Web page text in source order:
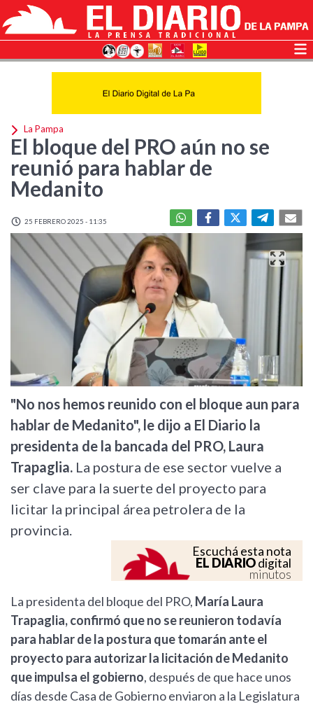
La Pampa
El bloque del PRO aún no se
reunió para hablar de
Medanito
25 FEBRERO 2025 - 11:35
"No nos hemos reunido con el bloque aun para
hablar de Medanito", le dijo a El Diario la
presidenta de la bancada del PRO, Laura
Trapaglia. La postura de ese sector vuelve a
ser clave para la suerte del proyecto para
licitar la principal área petrolera de la
provincia.
Escuchá esta nota
EL DIARIOdigital
minutos
La presidenta del bloque del PRO, María Laura
Trapaglia, confirmó que no se reunieron todavía
para hablar de la postura que tomarán ante el
proyecto para autorizar la licitación de Medanito
que impulsa el gobierno, después de que hace unos
días desde Casa de Gobierno enviaron a la Legislatura